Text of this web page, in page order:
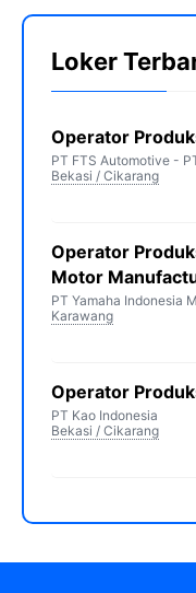
Loker
Operator
PT FTS Automotive -
Bekasi / Cikarang
Operator
Motor
PT Yamaha Indonesia
Karawang
Operator
PT Kao Indonesia
Bekasi / Cikarang